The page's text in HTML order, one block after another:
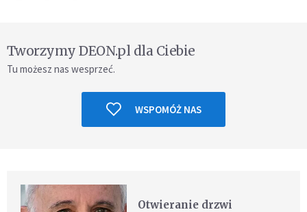
Tworzymy DEON.pl dla Ciebie
Tu możesz nas wesprzeć.
WSPOMÓŻ NAS
Otwieranie drzwi